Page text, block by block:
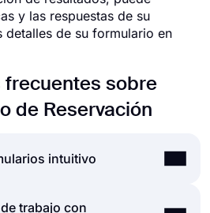
y las respuestas de su
de su formulario en
frecuentes sobre
de Reservación
intuitivo
con facilidad,
trabajo con